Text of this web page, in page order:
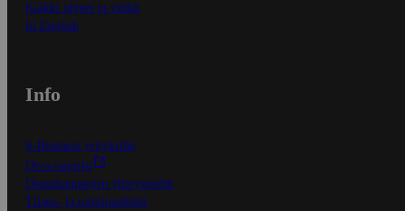
Kaikki ohjeet ja vinkit
In English
Info
S-Business yrityksille
Oiva-raportit
Osuuskauppojen yhteystiedot
Tilaus- ja toimitusehdot